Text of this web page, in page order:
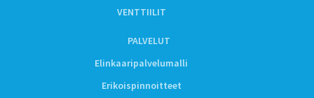
VENTTIILIT
PALVELUT
Elinkaaripalvelumalli
Erikoispinnoitteet